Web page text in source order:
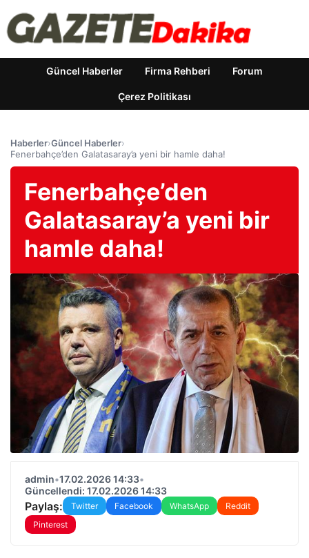
Güncel Haberler Firma Rehberi Forum
Çerez Politikası
Haberler›Güncel Haberler›
Fenerbahçe’den Galatasaray’a yeni bir hamle daha!
Fenerbahçe’den
Galatasaray’a yeni bir
hamle daha!
admin•17.02.2026 14:33•
Güncellendi: 17.02.2026 14:33
Paylaş: Twitter Facebook WhatsApp
Reddit
Pinterest